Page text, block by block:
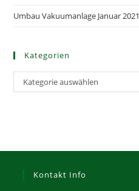
Umbau Vakuumanlage Januar 2021
Kategorien
Kategorien
Kategorie auswählen
Kontakt Info